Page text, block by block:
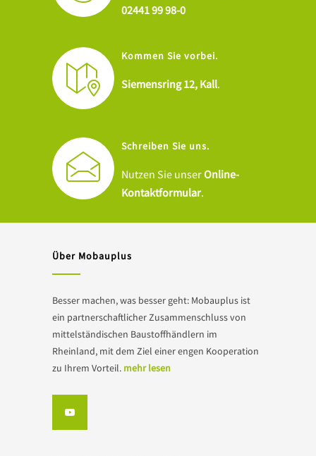
02441 99 98-0
Kommen Sie vorbei.
Siemensring 12, Kall.
Schreiben Sie uns.
Nutzen Sie unserOnline-
Kontaktformular.
Über Mobauplus
Besser machen, was besser geht: Mobauplus ist
ein partnerschaftlicher Zusammenschluss von
mittelständischen Baustoffhändlern im
Rheinland, mit dem Ziel einer engen Kooperation
zu Ihrem Vorteil. mehr lesen